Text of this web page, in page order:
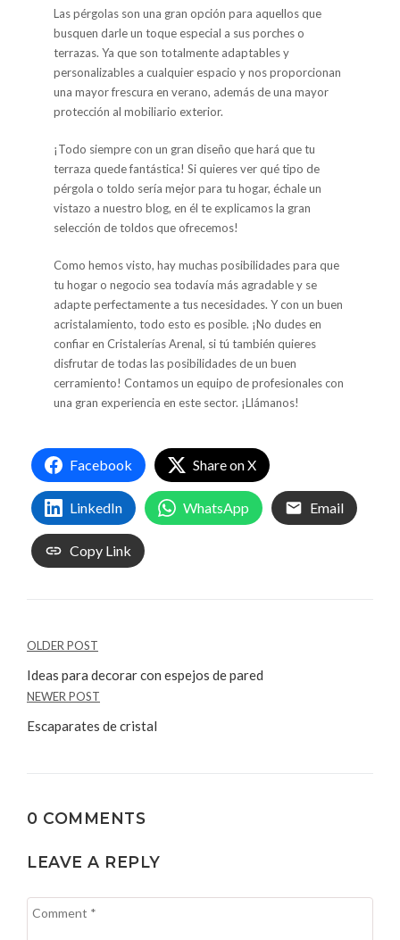
Las pérgolas son una gran opción para aquellos que
busquen darle un toque especial a sus porches o
terrazas. Ya que son totalmente adaptables y
personalizables a cualquier espacio y nos proporcionan
una mayor frescura en verano, además de una mayor
protección al mobiliario exterior.
¡Todo siempre con un gran diseño que hará que tu
terraza quede fantástica! Si quieres ver qué tipo de
pérgola o toldo sería mejor para tu hogar, échale un
vistazo a nuestro blog, en él te explicamos la gran
selección de toldos que ofrecemos!
Como hemos visto, hay muchas posibilidades para que
tu hogar o negocio sea todavía más agradable y se
adapte perfectamente a tus necesidades. Y con un buen
acristalamiento, todo esto es posible. ¡No dudes en
confiar en Cristalerías Arenal, si tú también quieres
disfrutar de todas las posibilidades de un buen
cerramiento! Contamos un equipo de profesionales con
una gran experiencia en este sector. ¡Llámanos!
Facebook Share on X
LinkedIn WhatsApp Email
Copy Link
OLDER POST
Ideas para decorar con espejos de pared
NEWER POST
Escaparates de cristal
0 COMMENTS
LEAVE A REPLY